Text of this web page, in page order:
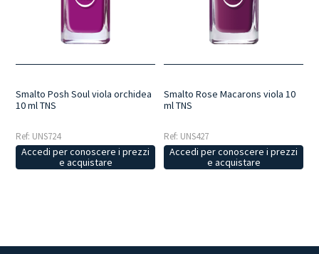
Smalto Posh Soul viola orchidea
10 ml TNS
Ref: UNS724
Accedi per conoscere i prezzi
e acquistare
Smalto Rose Macarons viola 10
ml TNS
Ref: UNS427
Accedi per conoscere i prezzi
e acquistare